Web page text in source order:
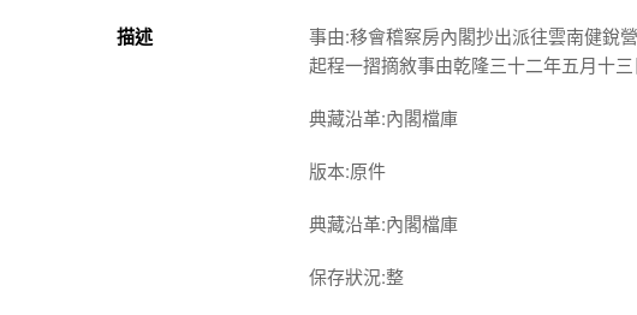
描述
事由:移會稽察房內閣抄出派往雲南健銳
起程一摺摘敘事由乾隆三十二年五月十
典藏沿革:內閣檔庫
版本:原件
典藏沿革:內閣檔庫
保存狀況:整